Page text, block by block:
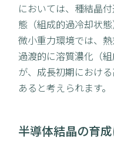
においては、種結晶
態（組成的過冷却状
微小重力環境では、
過渡的に溶質濃化（
が、成長初期におけ
あると考えられます。
半導体結晶の育